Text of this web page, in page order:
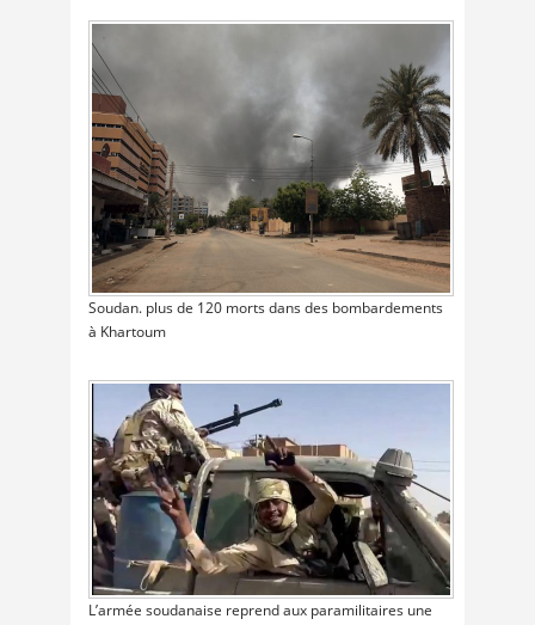
Soudan. plus de 120 morts dans des bombardements
à Khartoum
L’armée soudanaise reprend aux paramilitaires une